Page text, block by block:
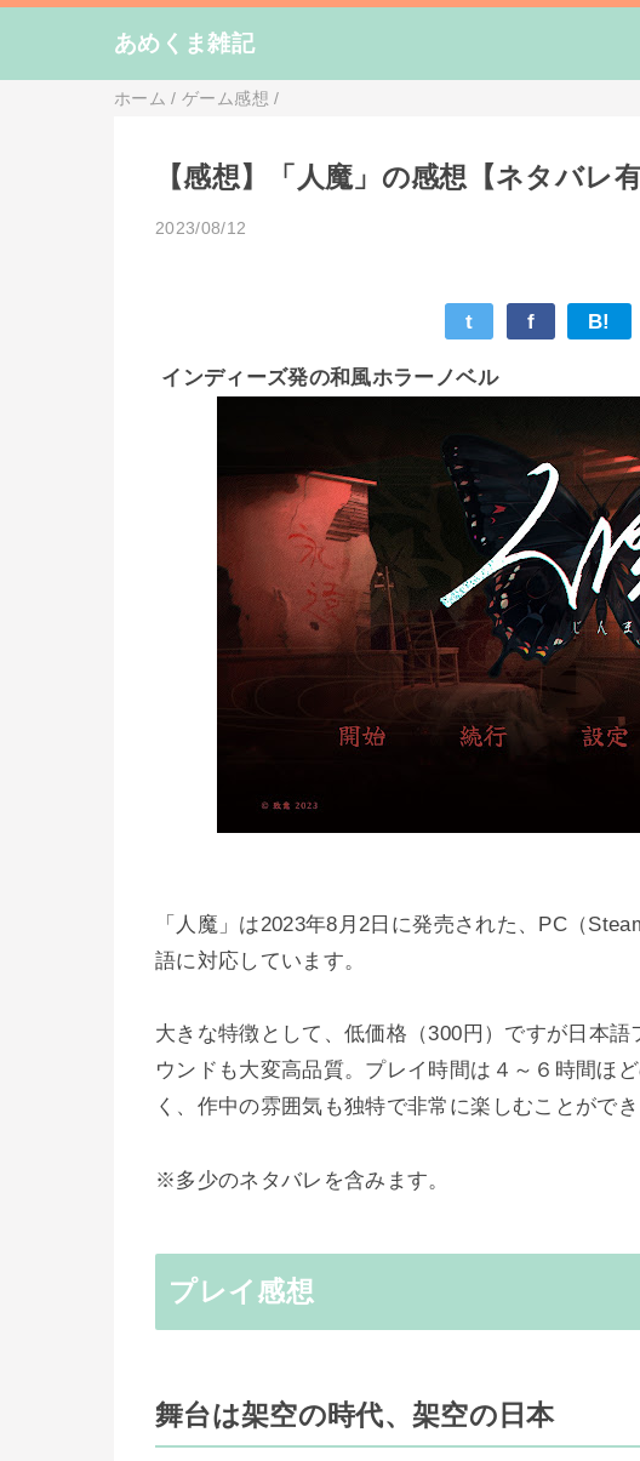
あめくま雑記
ホーム /ゲーム感想 /
【感想】「人魔」の感想【ネタバレ有
2023/08/12
t f B!
インディーズ発の和風ホラーノベル
「人魔」は2023年8月2日に発売された、PC（
語に対応しています。
大きな特徴として、低価格（300円）ですが日本
ウンドも大変高品質。プレイ時間は４～６時間ほ
く、作中の雰囲気も独特で非常に楽しむことができ
※多少のネタバレを含みます。
プレイ感想
舞台は架空の時代、架空の日本